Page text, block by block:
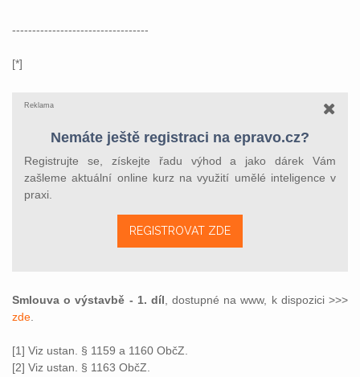
----------------------------------
[*]
Reklama
Nemáte ještě registraci na epravo.cz?
Registrujte se, získejte řadu výhod a jako dárek Vám
zašleme aktuální online kurz na využití umělé inteligence v
praxi.
REGISTROVAT ZDE
Smlouva o výstavbě - 1. díl , dostupné na www, k dispozici >>>
zde
[1] Viz ustan. § 1159 a 1160 ObčZ.
[2] Viz ustan. § 1163 ObčZ.